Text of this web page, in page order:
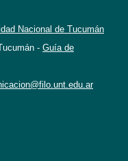
Nacional de Tucumán
- Guía de